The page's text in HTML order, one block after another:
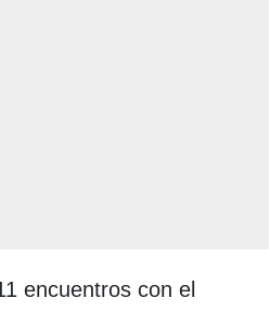
encuentros con el